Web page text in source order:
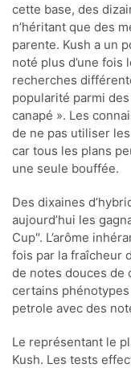
cette base, des
n’héritant que des
parente. Kush a un
noté plus d’une
recherches
popularité parmi
canapé ». Les
de ne pas utiliser
car tous les plans
une seule bouffée.
Des dixaines
aujourd’hui les
Cup". L’arôme
fois par la fraîcheur
de notes douces de
certains
petrole avec des
Le représentant le
Kush. Les tests